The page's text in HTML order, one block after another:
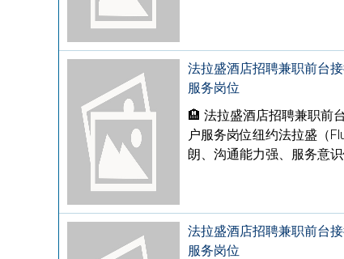
法拉盛酒店招聘兼职前台
服务岗位
🏨 法拉盛酒店招聘兼职前
户服务岗位纽约法拉盛（
朗、沟通能力强、服务意
法拉盛酒店招聘兼职前台
服务岗位